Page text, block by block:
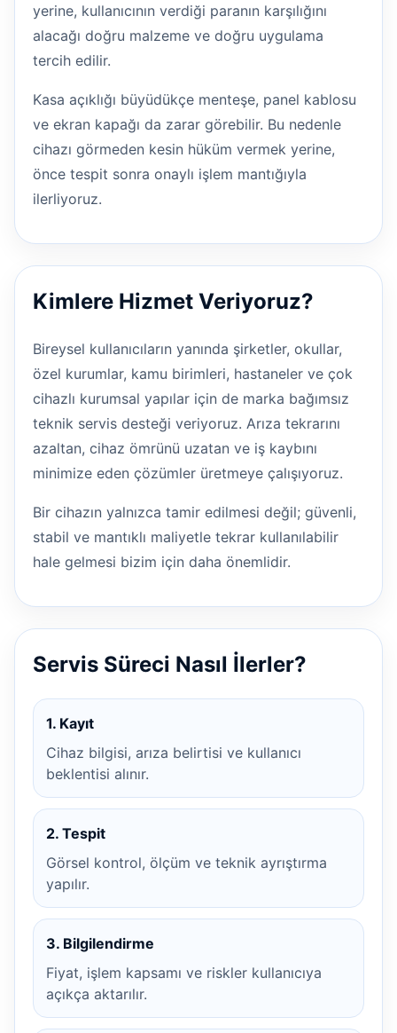
yerine, kullanıcının verdiği paranın karşılığını
alacağı doğru malzeme ve doğru uygulama
tercih edilir.
Kasa açıklığı büyüdükçe menteşe, panel kablosu
ve ekran kapağı da zarar görebilir. Bu nedenle
cihazı görmeden kesin hüküm vermek yerine,
önce tespit sonra onaylı işlem mantığıyla
ilerliyoruz.
Kimlere Hizmet Veriyoruz?
Bireysel kullanıcıların yanında şirketler, okullar,
özel kurumlar, kamu birimleri, hastaneler ve çok
cihazlı kurumsal yapılar için de marka bağımsız
teknik servis desteği veriyoruz. Arıza tekrarını
azaltan, cihaz ömrünü uzatan ve iş kaybını
minimize eden çözümler üretmeye çalışıyoruz.
Bir cihazın yalnızca tamir edilmesi değil; güvenli,
stabil ve mantıklı maliyetle tekrar kullanılabilir
hale gelmesi bizim için daha önemlidir.
Servis Süreci Nasıl İlerler?
1. Kayıt
Cihaz bilgisi, arıza belirtisi ve kullanıcı
beklentisi alınır.
2. Tespit
Görsel kontrol, ölçüm ve teknik ayrıştırma
yapılır.
3. Bilgilendirme
Fiyat, işlem kapsamı ve riskler kullanıcıya
açıkça aktarılır.